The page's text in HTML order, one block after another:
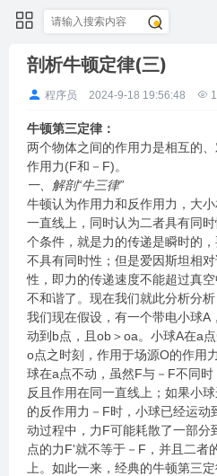
剖析牛顿定律(三)
程序员 2024-9-18 19:56:48
牛顿第三定律：
两个物体之间的作用力是相互的
作用力(F和－F)。
一、解剖“牛三律”
牛顿认为作用力和反作用力，大
一直线上，同时认为二者具有同
个条件，就是力的传递是瞬时的
不具有同时性；但是爱因斯坦相
性，即力的传递速度不能超过真
不和谐了。现在我们就此分析分
我们现在假设，有一个带电小球A
动到b点，且ob＞oa。小球A在a
o点之时刻，作用于场源O的作用
球在a点不动，虽然F与－F不同
反且作用在同一直线上；如果小
的反作用力－F时，小球已经运动
动过程中，力F可能耗散了一部分
点的力F'就不等于－F，并且二者
上。如此一来，经典的牛顿第三